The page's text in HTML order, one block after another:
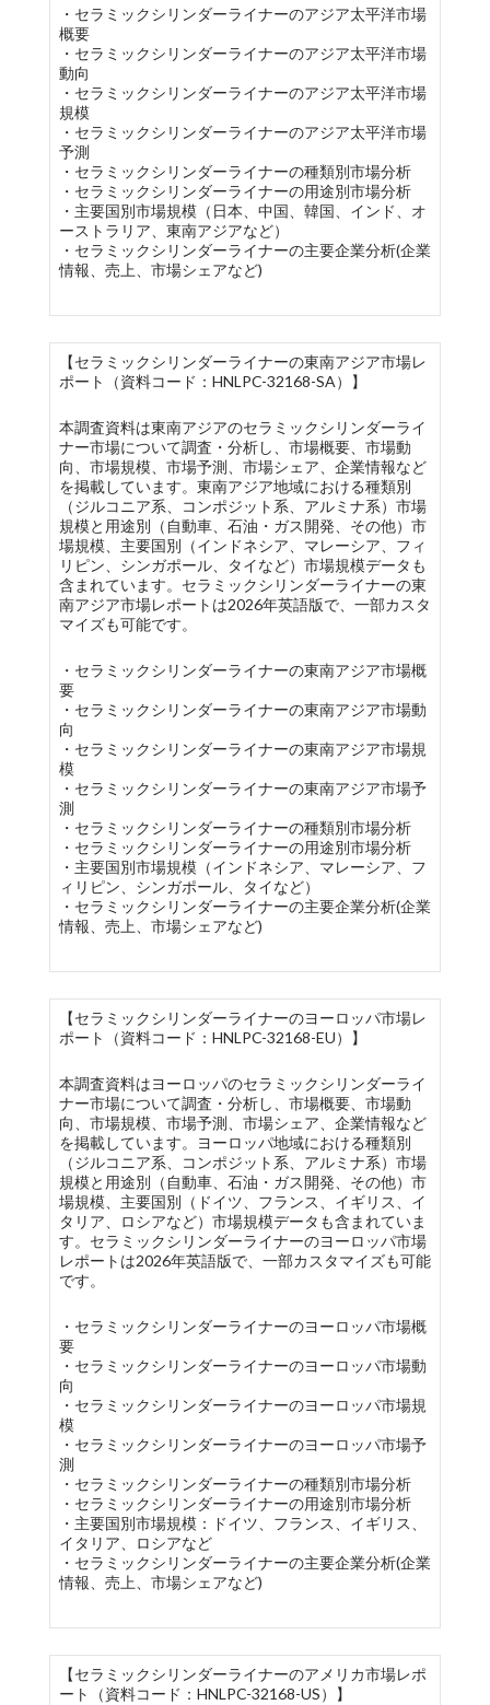
・セラミックシリンダーライナーのアジア太平洋市場
概要
・セラミックシリンダーライナーのアジア太平洋市場
動向
・セラミックシリンダーライナーのアジア太平洋市場
規模
・セラミックシリンダーライナーのアジア太平洋市場
予測
・セラミックシリンダーライナーの種類別市場分析
・セラミックシリンダーライナーの用途別市場分析
・主要国別市場規模（日本、中国、韓国、インド、オ
ーストラリア、東南アジアなど）
・セラミックシリンダーライナーの主要企業分析(企業
情報、売上、市場シェアなど)
【セラミックシリンダーライナーの東南アジア市場レ
ポート（資料コード：HNLPC-32168-SA）】
本調査資料は東南アジアのセラミックシリンダーライ
ナー市場について調査・分析し、市場概要、市場動
向、市場規模、市場予測、市場シェア、企業情報など
を掲載しています。東南アジア地域における種類別
（ジルコニア系、コンポジット系、アルミナ系）市場
規模と用途別（自動車、石油・ガス開発、その他）市
場規模、主要国別（インドネシア、マレーシア、フィ
リピン、シンガポール、タイなど）市場規模データも
含まれています。セラミックシリンダーライナーの東
南アジア市場レポートは2026年英語版で、一部カスタ
マイズも可能です。
・セラミックシリンダーライナーの東南アジア市場概
要
・セラミックシリンダーライナーの東南アジア市場動
向
・セラミックシリンダーライナーの東南アジア市場規
模
・セラミックシリンダーライナーの東南アジア市場予
測
・セラミックシリンダーライナーの種類別市場分析
・セラミックシリンダーライナーの用途別市場分析
・主要国別市場規模（インドネシア、マレーシア、フ
ィリピン、シンガポール、タイなど）
・セラミックシリンダーライナーの主要企業分析(企業
情報、売上、市場シェアなど)
【セラミックシリンダーライナーのヨーロッパ市場レ
ポート（資料コード：HNLPC-32168-EU）】
本調査資料はヨーロッパのセラミックシリンダーライ
ナー市場について調査・分析し、市場概要、市場動
向、市場規模、市場予測、市場シェア、企業情報など
を掲載しています。ヨーロッパ地域における種類別
（ジルコニア系、コンポジット系、アルミナ系）市場
規模と用途別（自動車、石油・ガス開発、その他）市
場規模、主要国別（ドイツ、フランス、イギリス、イ
タリア、ロシアなど）市場規模データも含まれていま
す。セラミックシリンダーライナーのヨーロッパ市場
レポートは2026年英語版で、一部カスタマイズも可能
です。
・セラミックシリンダーライナーのヨーロッパ市場概
要
・セラミックシリンダーライナーのヨーロッパ市場動
向
・セラミックシリンダーライナーのヨーロッパ市場規
模
・セラミックシリンダーライナーのヨーロッパ市場予
測
・セラミックシリンダーライナーの種類別市場分析
・セラミックシリンダーライナーの用途別市場分析
・主要国別市場規模：ドイツ、フランス、イギリス、
イタリア、ロシアなど
・セラミックシリンダーライナーの主要企業分析(企業
情報、売上、市場シェアなど)
【セラミックシリンダーライナーのアメリカ市場レポ
ート（資料コード：HNLPC-32168-US）】